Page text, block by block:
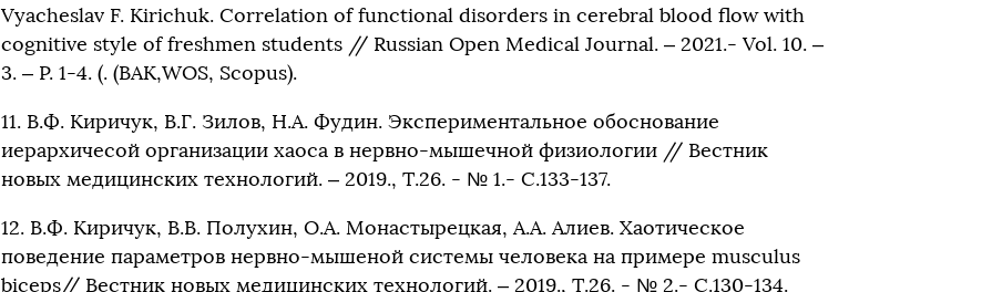
Vyacheslav F. Kirichuk. Correlation of functional disorders in cerebral blood flow with
cognitive style of freshmen students // Russian Open Medical Journal. – 2021.- Vol. 10. –
3. – P. 1-4. (. (ВАК,WOS, Scopus).
11. В.Ф. Киричук, В.Г. Зилов, Н.А. Фудин. Экспериментальное обоснование
иерархичесой организации хаоса в нервно-мышечной физиологии // Вестник
новых медицинских технологий. – 2019., Т.26. - № 1.- С.133-137.
12. В.Ф. Киричук, В.В. Полухин, О.А. Монастырецкая, А.А. Алиев. Хаотическое
поведение параметров нервно-мышеной системы человека на примере musculus
biceps// Вестник новых медицинских технологий. – 2019., Т.26. - № 2.- С.130-134.